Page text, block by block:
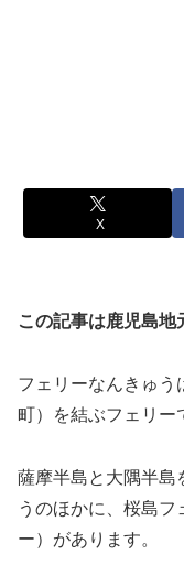
X
この記事は鹿児島地
フェリーなんきゅう
町）を結ぶフェリー
薩摩半島と大隅半島
うのほかに、桜島フ
ー）があります。